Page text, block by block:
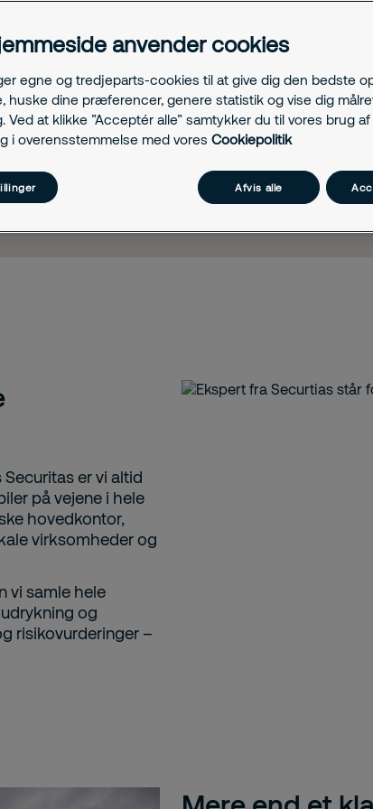
er vi altid
på vejene i hele
hovedkontor,
virksomheder og
vi samle hele
og
risikovurderinger –
anvender cookies
egne og tredjeparts-cookies til at give dig den bedste
huske dine præferencer, genere statistik og vise dig
Ved at klikke ”Acceptér alle” samtykker du til vores brug
i overensstemmelse med vores Cookiepolitik
Afvis alle